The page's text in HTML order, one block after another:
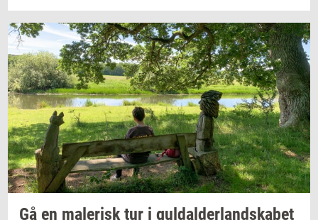
Gå en ma­le­risktur i gul­dal­der­land­ska­bet